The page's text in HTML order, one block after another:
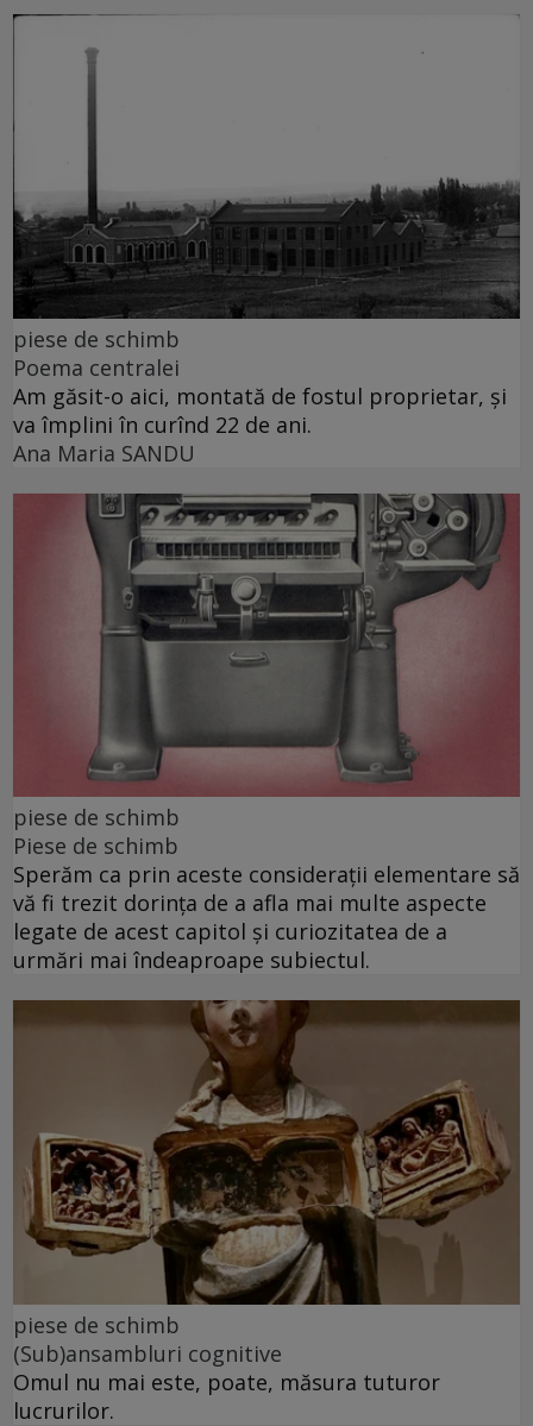
piese de schimb
Poema centralei
Am găsit-o aici, montată de fostul proprietar, și
va împlini în curînd 22 de ani.
Ana Maria SANDU
piese de schimb
Piese de schimb
Sperăm ca prin aceste considerații elementare să
vă fi trezit dorința de a afla mai multe aspecte
legate de acest capitol și curiozitatea de a
urmări mai îndeaproape subiectul.
piese de schimb
(Sub)ansambluri cognitive
Omul nu mai este, poate, măsura tuturor
lucrurilor.